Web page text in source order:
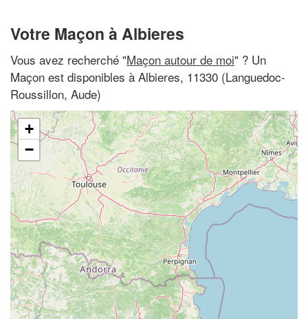
Votre Maçon à Albieres
Vous avez recherché "Maçon autour de moi" ? Un
Maçon est disponibles à Albieres, 11330 (Languedoc-
Roussillon, Aude)
+
−